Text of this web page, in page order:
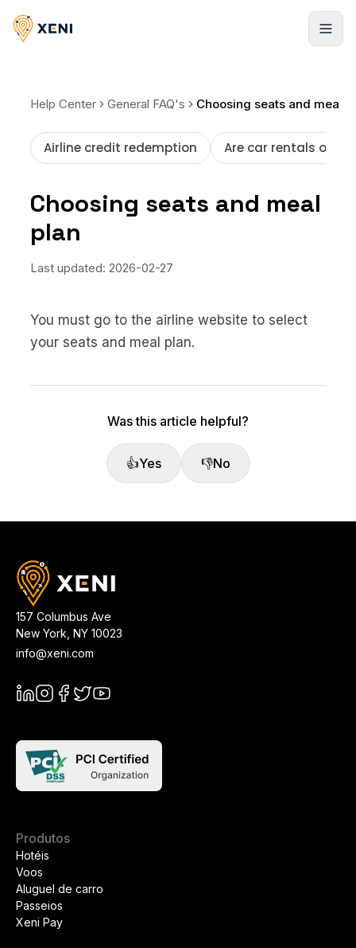
Cadastrar-se
Help Center General FAQ's
Airline credit redemption Are car rentals
Choosing seats and meal
plan
Last updated: 2026-02-27
You must go to the airline website to select
your seats and meal plan.
Was this article helpful?
👍Yes 👎No
157 Columbus Ave
New York NY 10023
info@xeni.com
Produtos
Hotéis
Voos
Aluguel de carro
Passeios
Xeni Pay